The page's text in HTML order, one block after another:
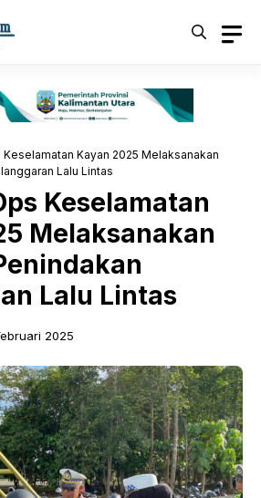
Kayan 2025 Melaksanakan
Lalu Lintas
Keselamatan
Melaksanakan
Lalu Lintas
2025